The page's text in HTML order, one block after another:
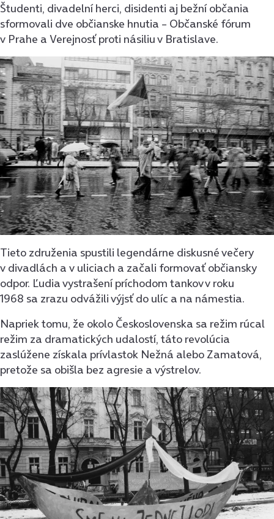
Študenti, divadelní herci, disidenti aj bežní občania
sformovali dve občianske hnutia – Občanské fórum
v Prahe a Verejnosť proti násiliu v Bratislave.
Tieto združenia spustili legendárne diskusné večery
v divadlách a v uliciach a začali formovať občiansky
odpor. Ľudia vystrašení príchodom tankov v roku
1968 sa zrazu odvážili výjsť do ulíc a na námestia.
Napriek tomu, že okolo Československa sa režim rúcal
režim za dramatických udalostí, táto revolúcia
zaslúžene získala prívlastok Nežná alebo Zamatová,
pretože sa obišla bez agresie a výstrelov.